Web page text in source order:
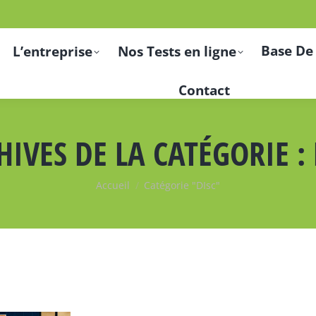
L’entreprise Nos Tests en ligne Base
Contact
DE LA CATÉGORIE :
Vous êtes ici :
Accueil Catégorie "DIsc"